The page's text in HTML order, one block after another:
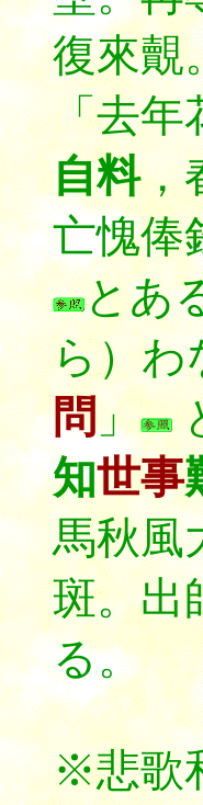
復來覿
「去年
自料，
亡愧俸
とあ
ら）わ
問」
知世事
馬秋風
斑。出
る。
※悲歌